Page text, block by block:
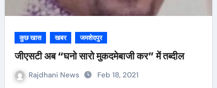
कुछ खास खबर जमशेदपुर
जीएसटी अब “घनो सारो मुकदमेबाजी कर” में तब्दील
Rajdhani News Feb 18, 2021